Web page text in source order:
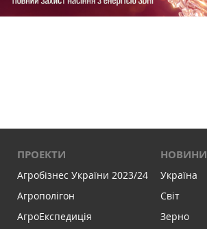
ПРОЕКТИ
Агробізнес України 2023/24
Агрополігон
АгроЕкспедиція
НОВИНИ
Україна
Світ
Зерно